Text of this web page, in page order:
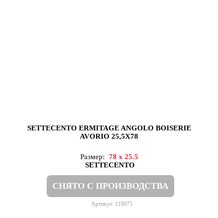
SETTECENTO ERMITAGE ANGOLO BOISERIE
AVORIO 25,5X78
Размер:
78 x 25.5
SETTECENTO
СНЯТО С ПРОИЗВОДСТВА
Артикул: 110075